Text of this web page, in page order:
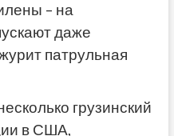
– на
даже
патрульная
грузинский
в США,